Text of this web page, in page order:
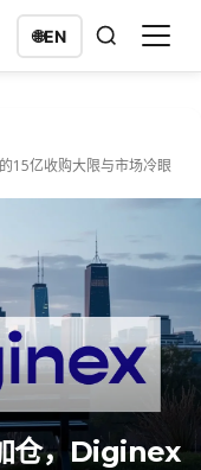
🌐EN
15亿收购大限与市场冷眼
仓，Diginex